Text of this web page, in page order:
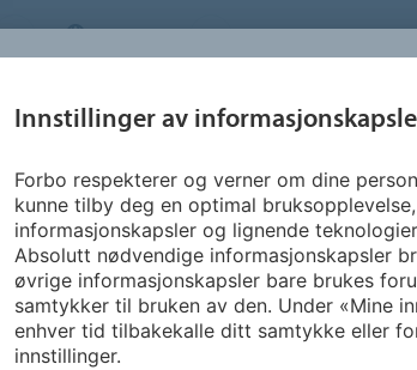
NORWAY
SEGMENTER
INSPIRASJON &
REFERANSER
Corkment
Innstillinger av
Forbo respekterer og verner om dine
kunne tilby deg en optimal
informasjonskapsler og lignende
Absolutt nødvendige informasjonskapsler
øvrige informasjonskapsler bare brukes
samtykker til bruken av den. Under «Mine
enhver tid tilbakekalle ditt samtykke eller
innstillinger.